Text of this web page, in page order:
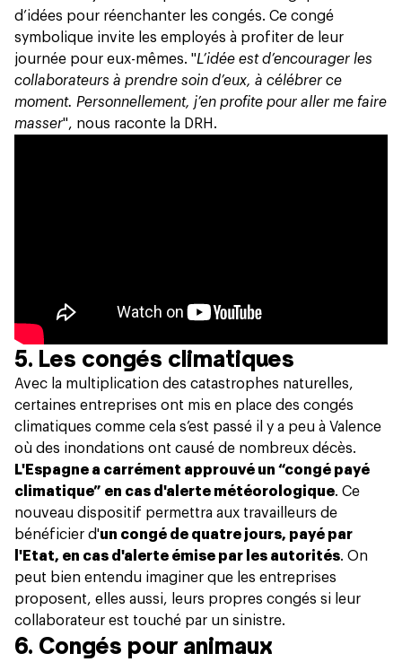
d’idées pour réenchanter les congés. Ce congé
symbolique invite les employés à profiter de leur
journée pour eux-mêmes. "L’idée est d’encourager les
collaborateurs à prendre soin d’eux, à célébrer ce
moment. Personnellement, j’en profite pour aller me faire
masser", nous raconte la DRH.
5. Les congés climatiques
Avec la multiplication des catastrophes naturelles,
certaines entreprises ont mis en place des congés
climatiques comme cela s’est passé il y a peu à Valence
où des inondations ont causé de nombreux décès.
L'Espagne a carrément approuvé un “congé payé
climatique” en cas d'alerte météorologique. Ce
nouveau dispositif permettra aux travailleurs de
bénéficier d'un congé de quatre jours, payé par
l'Etat, en cas d'alerte émise par les autorités. On
peut bien entendu imaginer que les entreprises
proposent, elles aussi, leurs propres congés si leur
collaborateur est touché par un sinistre.
6. Congés pour animaux